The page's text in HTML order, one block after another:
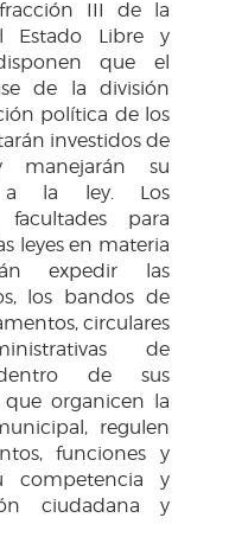
III de la
Estado Libre y
que el
de la división
política de los
investidos de
manejarán su
a la ley. Los
para
leyes en materia
expedir las
los bandos de
circulares
de
de sus
que organicen la
regulen
funciones y
competencia y
ciudadana y